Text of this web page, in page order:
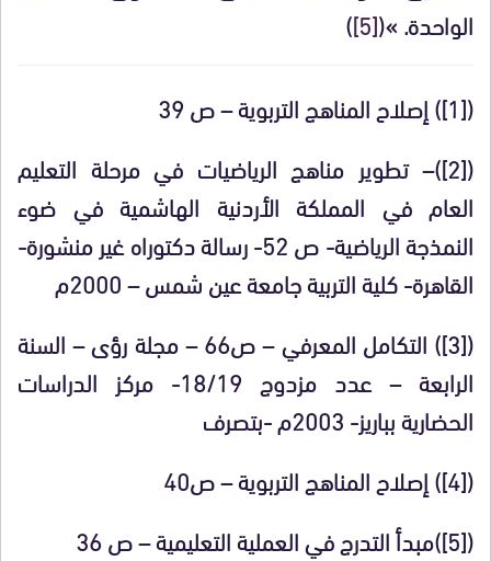
الواحدة. »(
[5]
)
([1])
إصلاح المناهج التربوية – ص 39
(
[2]
)– تطوير مناهج الرياضيات في مرحلة التعليم
العام في المملكة الأردنية الهاشمية في ضوء
النمذجة الرياضية- ص 52- رسالة دكتوراه غير منشورة-
القاهرة- كلية التربية جامعة عين شمس – 2000م
([3])
التكامل المعرفي – ص66 – مجلة رؤى – السنة
الرابعة – عدد مزدوج 18/19- مركز الدراسات
الحضارية بباريز- 2003م -بتصرف
([4])
إصلاح المناهج التربوية –ص40
([5])
مبدأ التدرج في العملية التعليمية – ص 36